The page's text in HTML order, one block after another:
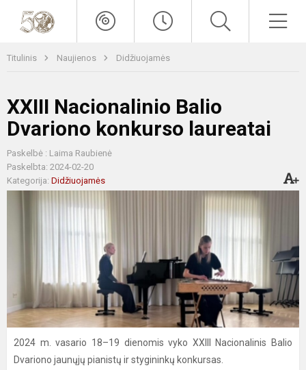
Titulinis Naujienos Didžiuojamės
XXIII Nacionalinio Balio
Dvariono konkurso laureatai
Paskelbė : Laima Raubienė
Paskelbta: 2024-02-20
Kategorija: Didžiuojamės
2024 m. vasario 18–19 dienomis vyko XXIII Nacionalinis Balio
Dvariono jaunųjų pianistų ir stygininkų konkursas.